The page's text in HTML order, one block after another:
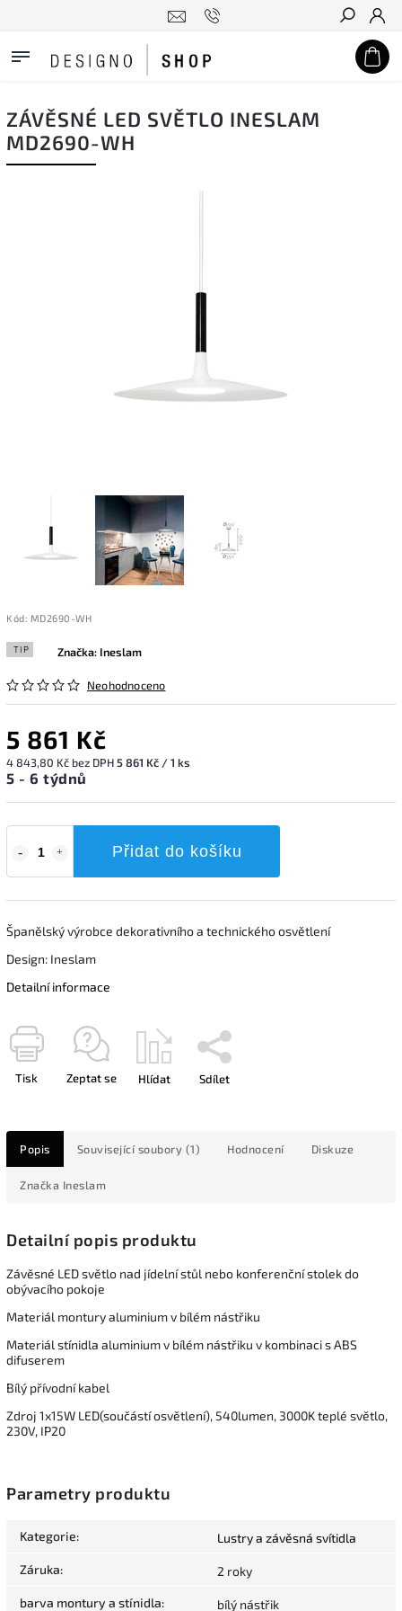
Hledat
ZÁVĚSNÉ LED SVĚTLO INESLAM
MD2690-WH
Kód: MD2690-WH
TIP
Neohodnoceno
Značka: Ineslam
5 861 Kč
4 843,80 Kč bez DPH5 861 Kč / 1 ks
5 - 6 týdnů
Přidat do košíku
Španělský výrobce dekorativního a technického osvětlení
Design: Ineslam
Detailní informace
Tisk Zeptat se Hlídat Sdílet
Popis Související soubory (1) Hodnocení Diskuze
Značka Ineslam
Detailní popis produktu
Závěsné LED světlo nad jídelní stůl nebo konferenční stolek do
obývacího pokoje
Materiál montury aluminium v bílém nástřiku
Materiál stínidla aluminium v bílém nástřiku v kombinaci s ABS
difuserem
Bílý přívodní kabel
Zdroj 1x15W LED(součástí osvětlení), 540lumen, 3000K teplé světlo,
230V, IP20
Parametry produktu
Kategorie: Lustry a závěsná svítidla
Záruka: 2 roky
barva montury a stínidla: bílý nástřik